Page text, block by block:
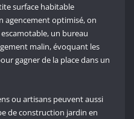
surface habitable
agencement optimisé, on
un bureau
malin, évoquant les
gagner de la place dans un
ou artisans peuvent aussi
de construction jardin en